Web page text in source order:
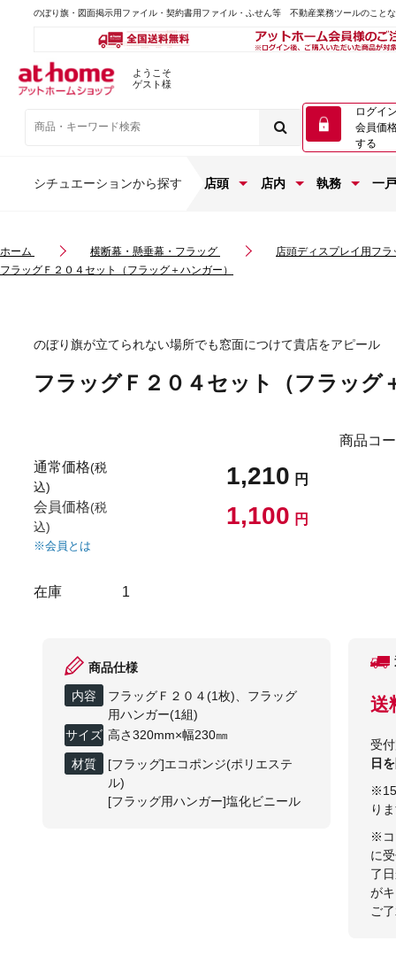
のぼり旗・図面掲示用ファイル・契約書用ファイル・ふせん等 不動産業務ツールのこと
ようこそ
ゲスト様
ログイ
会員価
する
シチュエーションから探す 店頭 店内 執務 一
ホーム 横断幕・懸垂幕・フラッグ
店頭ディスプレイ用フラ
フラッグＦ２０４セット（フラッグ＋ハンガー）
のぼり旗が立てられない場所でも窓面につけて貴店をアピール
フラッグＦ２０４セット（フラッグ
通常価格(税
込)
1,210 円
会員価格(税
込)
1,100 円
※会員とは
商品コ
在庫 1
送
受
日
り
※コ
に
了
が
ご
商品仕様
内容
フラッグＦ２０４(1枚)、フラッグ
用ハンガー(1組)
サイズ 高さ320mm×幅230㎜
材質
[フラッグ]エコポンジ(ポリエステ
ル)
[フラッグ用ハンガー]塩化ビニール